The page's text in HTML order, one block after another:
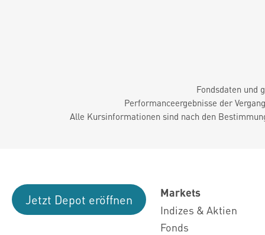
Fondsdaten und
Performanceergebnisse der
Alle Kursinformationen sind nach den
Jetzt Depot eröffnen
Markets
Indizes & Aktien
Fonds